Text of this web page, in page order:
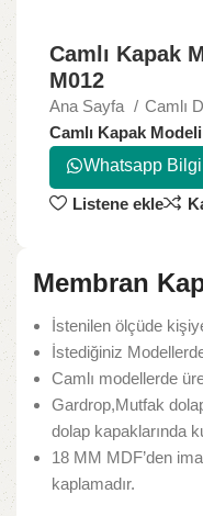
Camlı Kapak
M012
Ana Sayfa
Camlı
Camlı Kapak
Whatsapp Bilgi
Listene ekle
Membran
İstenilen ölçüde
İstediğiniz
Camlı modellerde
Gardrop,Mutfak
dolap kapaklarında
18 MM MDF’den
kaplamadır.